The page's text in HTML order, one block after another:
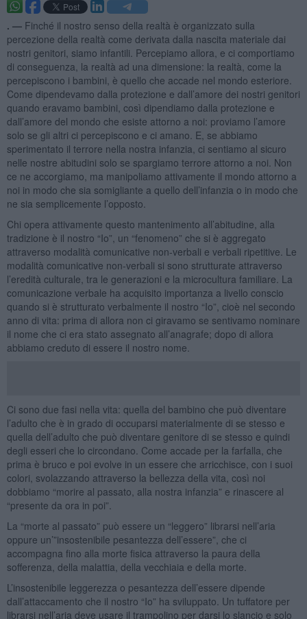
. — Finché il nostro senso della realtà è organizzato sulla
percezione della realtà come derivata dalla nascita materiale dai
nostri genitori, siamo infantili. Percepiamo allora, e ci comportiamo
di conseguenza, la realtà ad una dimensione: la realtà, come la
percepiscono i bambini, è quello che accade nel mondo esteriore.
Come dipendevamo dalla protezione e dall’amore dei nostri genitori
quando eravamo bambini, così dipendiamo dalla protezione e
dall’amore del mondo che esiste attorno a noi: proviamo l’amore
solo se gli altri ci percepiscono e ci amano. E, se abbiamo
sperimentato il terrore nella nostra infanzia, ci sentiamo al sicuro
nelle nostre abitudini solo se spargiamo terrore attorno a noi. Non
ce ne accorgiamo, ma manipoliamo attivamente il mondo attorno a
noi in modo che sia somigliante a quello dell’infanzia o in modo che
ne sia semplicemente l’opposto.
Chi opera attivamente questo mantenimento all’abitudine, alla
tradizione è il nostro “Io”, un “fenomeno” che si è aggregato
attraverso modalità comunicative non-verbali e verbali ripetitive. Le
modalità comunicative non-verbali si sono strutturate attraverso
l’eredità culturale, tra le generazioni e la microcultura familiare. La
comunicazione verbale ha acquisito importanza a livello conscio
quando si è strutturato verbalmente il nostro “Io”, cioè nel secondo
anno di vita: prima di allora non ci giravamo se sentivamo nominare
il nome che ci era stato assegnato all’anagrafe; dopo di allora
abbiamo creduto di essere il nostro nome.
Ci sono due fasi nella vita: quella del bambino che può diventare
l’adulto che è in grado di occuparsi materialmente di se stesso e
quella dell’adulto che può diventare genitore di se stesso e quindi
degli esseri che lo circondano. Come accade per la farfalla, che
prima è bruco e poi evolve in un essere che arricchisce, con i suoi
colori, svolazzando attraverso la bellezza della vita, così noi
dobbiamo “morire al passato, alla nostra infanzia” e rinascere al
“presente da ora in poi”.
La “morte al passato” può essere un “leggero” librarsi nell’aria
oppure un’”insostenibile pesantezza dell’essere”, che ci
accompagna fino alla morte fisica attraverso la paura della
sofferenza, della malattia, della vecchiaia e della morte.
L’insostenibile leggerezza o pesantezza dell’essere dipende
dall’attaccamento che il nostro “Io” ha sviluppato. Un tuffatore per
librarsi nell’aria deve usare il trampolino per darsi lo slancio e solo